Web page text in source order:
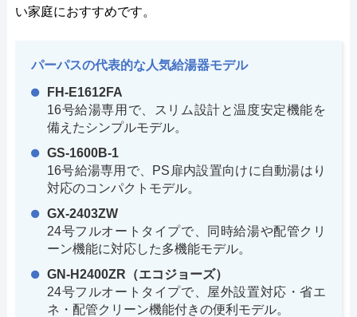
い家庭におすすめです。
パーパスの代表的な人気給湯器モデル
FH-E1612FA
16号給湯専用で、スリム設計と温度安定機能を
備えたシンプルモデル。
GS-1600B-1
16号給湯専用で、PS扉内設置向けに自動湯はり
対応のコンパクトモデル。
GX-2403ZW
24号フルオートタイプで、同時給湯や配管クリ
ーン機能に対応した多機能モデル。
GN-H2400ZR（エコジョーズ）
24号フルオートタイプで、屋外設置対応・省エ
ネ・配管クリーン機能付きの便利モデル。